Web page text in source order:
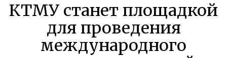
КТМУ станет площадкой
для проведения
международного